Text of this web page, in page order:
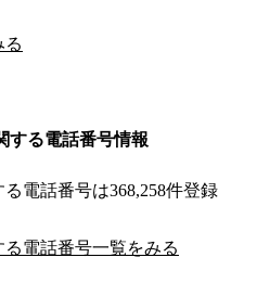
る
する電話番号情報
電話番号は368,258件登録
電話番号一覧をみる